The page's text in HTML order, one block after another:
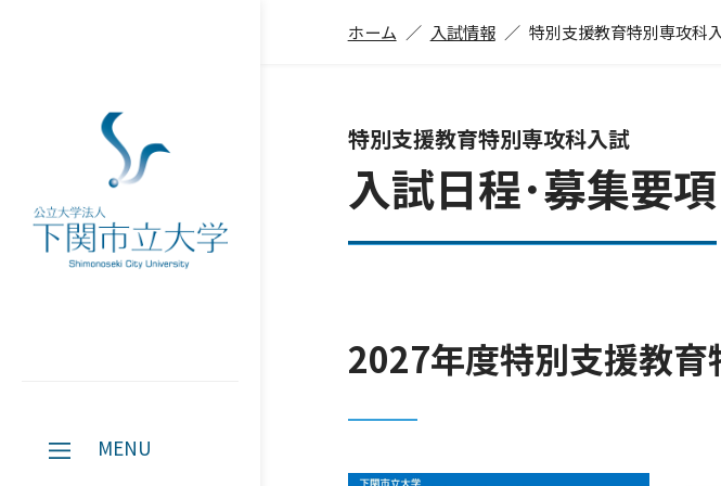
MENU
ホーム 入試情報 特別支援教育特別専攻科
特別支援教育特別専攻科入試
⼊試⽇程･募集要項
2027年度特別支援教